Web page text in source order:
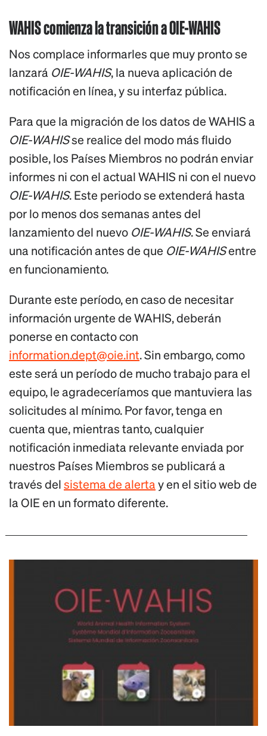
WAHIS comienza la transición a OIE-WAHIS
Nos complace informarles que muy pronto se
lanzará OIE-WAHIS, la nueva aplicación de
notificación en línea, y su interfaz pública.
Para que la migración de los datos de WAHIS a
OIE-WAHISse realice del modo más fluido
posible, los Países Miembros no podrán enviar
informes ni con el actual WAHIS ni con el nuevo
OIE-WAHIS. Este periodo se extenderá hasta
por lo menos dos semanas antes del
lanzamiento del nuevo OIE-WAHIS. Se enviará
una notificación antes de que OIE-WAHISentre
en funcionamiento.
Durante este período, en caso de necesitar
información urgente de WAHIS, deberán
ponerse en contacto con
information.dept@oie.int. Sin embargo, como
este será un período de mucho trabajo para el
equipo, le agradeceríamos que mantuviera las
solicitudes al mínimo. Por favor, tenga en
cuenta que, mientras tanto, cualquier
notificación inmediata relevante enviada por
nuestros Países Miembros se publicará a
través delsistema de alertay en el sitio web de
la OIE en un formato diferente.